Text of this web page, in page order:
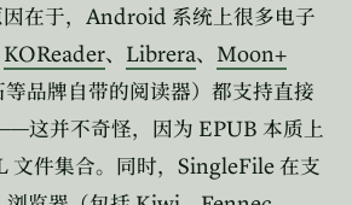
在于， Android 系统上很多电子
KOReader、 Librera、 Moon+
等品牌自带的阅读器）都支持直接
这并不奇怪，因为 EPUB 本质上
文件集合。同时， SingleFile在支